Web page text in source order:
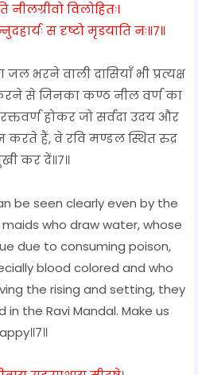
नीलग्रीवो विलोहितः।
स दृष्टो मृडयाति नः॥७॥
जल भरने वाली दासियाँ भी प्रत्यक्ष
से जिनका कण्ठ नील वर्ण का
होकर जो सर्वदा उदय और
करते हैं, वे रवि मण्डल स्थित रुद्र
कर दें॥७॥
be seen clearly even by the
who draw water, whose
due to consuming poison,
blood colored and who
the rising and setting, they
the Ravi Mandal. Make us